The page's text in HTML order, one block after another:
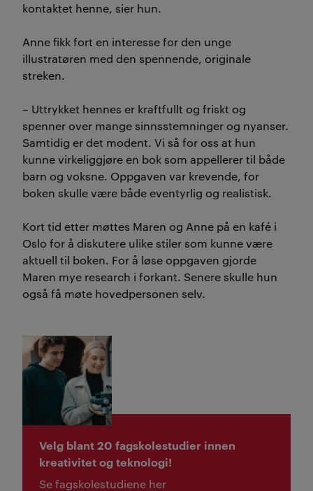
kontaktet henne, sier hun.
Anne fikk fort en interesse for den unge
illustratøren med den spennende, originale
streken.
– Uttrykket hennes er kraftfullt og friskt og
spenner over mange sinnsstemninger og nyanser.
Samtidig er det modent. Vi så for oss at hun
kunne virkeliggjøre en bok som appellerer til både
barn og voksne. Oppgaven var krevende, for
boken skulle være både eventyrlig og realistisk.
Kort tid etter møttes Maren og Anne på en kafé i
Oslo for å diskutere ulike stiler som kunne være
aktuell til boken. For å løse oppgaven gjorde
Maren mye research i forkant. Senere skulle hun
også få møte hovedpersonen selv.
Velg blant 20 fagskolestudier innen
kreativitet og teknologi!
Se fagskolestudiene her